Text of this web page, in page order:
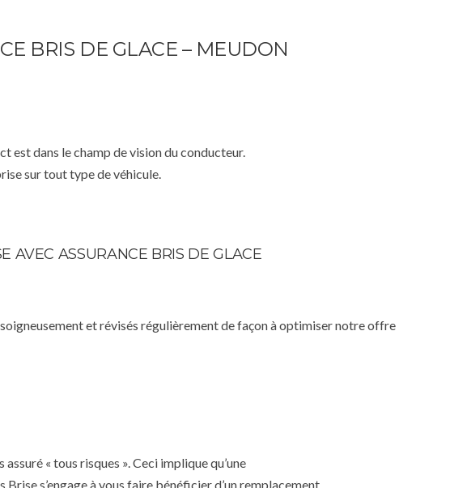
BRIS DE GLACE – MEUDON
est dans le champ de vision du conducteur.
sur tout type de véhicule.
AVEC ASSURANCE BRIS DE GLACE
et révisés régulièrement de façon à optimiser notre offre
« tous risques ». Ceci implique qu’une
s’engage à vous faire bénéficier d’un remplacement